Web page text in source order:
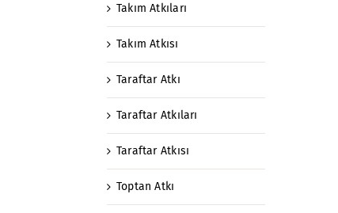
Takım Atkıları
Takım Atkısı
Taraftar Atkı
Taraftar Atkıları
Taraftar Atkısı
Toptan Atkı